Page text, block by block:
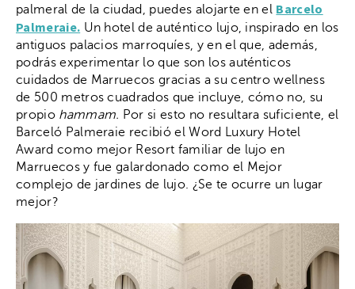
palmeral de la ciudad, puedes alojarte en el Barcelo
Palmeraie. Un hotel de auténtico lujo, inspirado en los
antiguos palacios marroquíes, y en el que, además,
podrás experimentar lo que son los auténticos
cuidados de Marruecos gracias a su centro wellness
de 500 metros cuadrados que incluye, cómo no, su
propio hammam. Por si esto no resultara suficiente, el
Barceló Palmeraie recibió el Word Luxury Hotel
Award como mejor Resort familiar de lujo en
Marruecos y fue galardonado como el Mejor
complejo de jardines de lujo. ¿Se te ocurre un lugar
mejor?